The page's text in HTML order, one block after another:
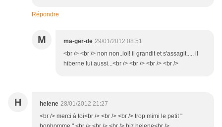
Répondre
M ma-ger-de 29/01/2012 08:51
<br /> <br /> non non..lol! il grandit et s'assagit..... il
hiberne lui aussi...<br /> <br /> <br /> <br />
H helene 28/01/2012 21:27
<br /> merci à toi<br /> <br /> <br /> trop mimi le petit "